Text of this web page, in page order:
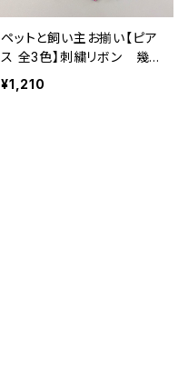
ペットと飼い主お揃い【ピア
ス 全3色】刺繍リボン 幾
何学模様・牡丹・鳳凰・ブル
ー・イエロー・ブラック 推
¥1,210